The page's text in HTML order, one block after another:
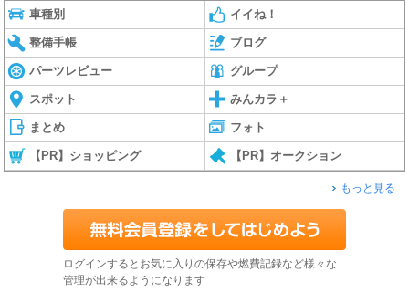
車種別 イイね！
整備手帳 ブログ
パーツレビュー グループ
スポット みんカラ＋
まとめ フォト
【PR】ショッピング 【PR】オークション
もっと見る
ログインするとお気に入りの保存や燃費記録など様々な
管理が出来るようになります